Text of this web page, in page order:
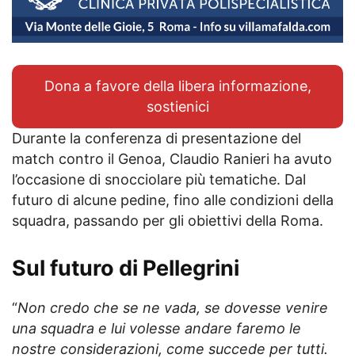
Dona a favore della libera informazione,
sostienici
Durante la conferenza di presentazione del
match contro il Genoa, Claudio Ranieri ha avuto
l’occasione di snocciolare più tematiche. Dal
futuro di alcune pedine, fino alle condizioni della
squadra, passando per gli obiettivi della Roma.
Sul futuro di Pellegrini
“Non credo che se ne vada, se dovesse venire
una squadra e lui volesse andare faremo le
nostre considerazioni, come succede per tutti.